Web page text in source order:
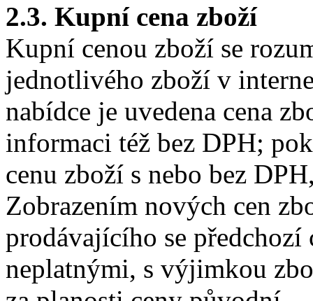
2.3. Kupní cena zboží
Kupní cenou zboží se
jednotlivého zboží v
nabídce je uvedena cena
informaci též bez DPH;
cenu zboží s nebo bez
Zobrazením nových cen
prodávajícího se
neplatnými, s výjimkou